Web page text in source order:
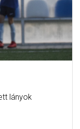
lányok